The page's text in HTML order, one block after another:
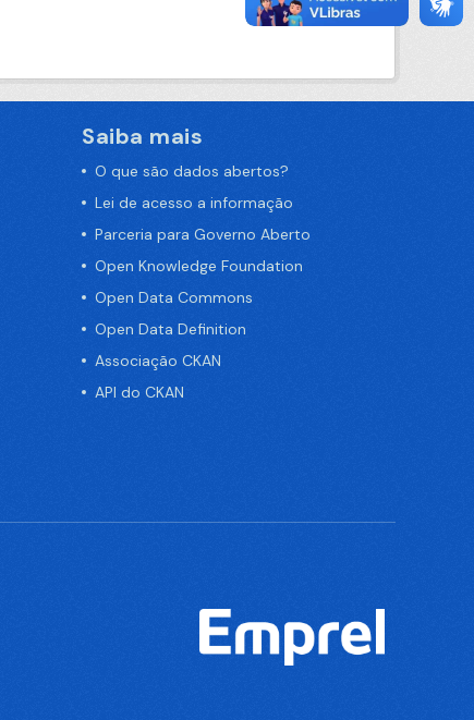
Saiba mais
O que são dados abertos?
Lei de acesso a informação
Parceria para Governo Aberto
Open Knowledge Foundation
Open Data Commons
Open Data Definition
Associação CKAN
API do CKAN